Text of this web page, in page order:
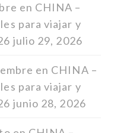
en CHINA –
para viajar y
julio 29, 2026
en CHINA –
para viajar y
junio 28, 2026